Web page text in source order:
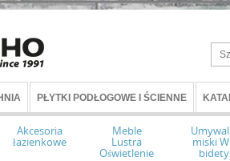
PŁYTKI PODŁOGOWE I ŚCIENNE
Akcesoria
łazienkowe
Meble
Lustra
Oświetlenie
miski
bidety